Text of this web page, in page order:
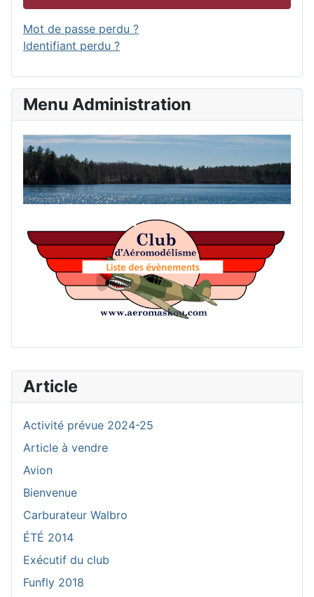
Article
Activité prévue 2024-25
Article à vendre
Avion
Bienvenue
Carburateur Walbro
ÉTÉ 2014
Exécutif du club
Funfly 2018
Mot de passe perdu ?
Identifiant perdu ?
Menu Administration